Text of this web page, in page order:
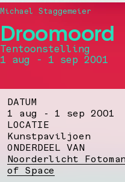
Droomoord
Tentoonstelling
1 aug - 1 sep 2001
Michael Staggemeier
DATUM
1 aug - 1 sep 2001
LOCATIE
Kunstpaviljoen
ONDERDEEL VAN
Noorderlicht
of Space